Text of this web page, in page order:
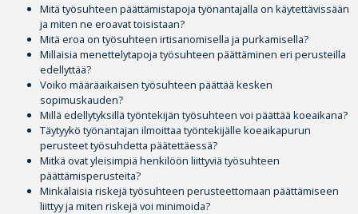
Mitä työsuhteen päättämistapoja työnantajalla on käytettävissään
ja miten ne eroavat toisistaan?
Mitä eroa on työsuhteen irtisanomisella ja purkamisella?
Millaisia menettelytapoja työsuhteen päättäminen eri perusteilla
edellyttää?
Voiko määräaikaisen työsuhteen päättää kesken
sopimuskauden?
Millä edellytyksillä työntekijän työsuhteen voi päättää koeaikana?
Täytyykö työnantajan ilmoittaa työntekijälle koeaikapurun
perusteet työsuhdetta päätettäessä?
Mitkä ovat yleisimpiä henkilöön liittyviä työsuhteen
päättämisperusteita?
Minkälaisia riskejä työsuhteen perusteettomaan päättämiseen
liittyy ja miten riskejä voi minimoida?